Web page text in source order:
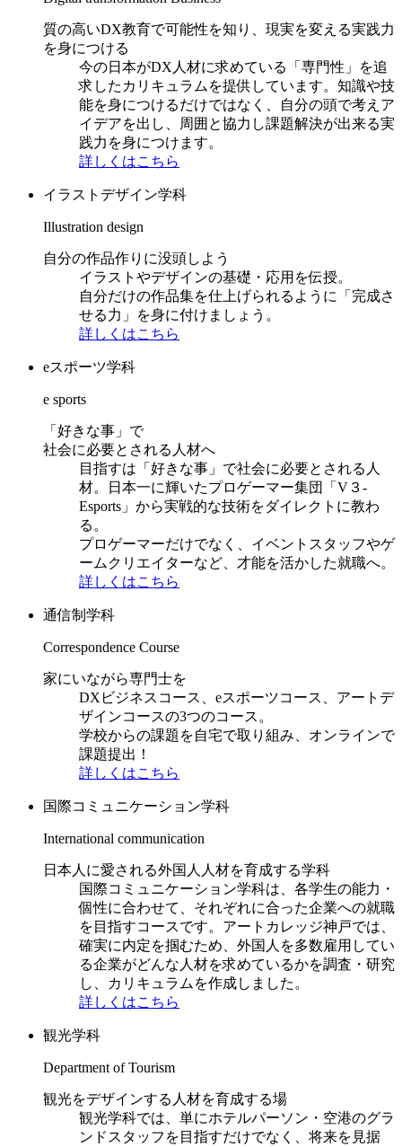
質の高いDX教育で可能性を知り、現実を変える実践力
を身につける
今の日本がDX人材に求めている「専門性」を追
求したカリキュラムを提供しています。知識や技
能を身につけるだけではなく、自分の頭で考えア
イデアを出し、周囲と協力し課題解決が出来る実
践力を身につけます。
詳しくはこちら
イラストデザイン学科
Illustration design
自分の作品作りに没頭しよう
イラストやデザインの基礎・応用を伝授。
自分だけの作品集を仕上げられるように「完成さ
せる力」を身に付けましょう。
詳しくはこちら
eスポーツ学科
e sports
「好きな事」で
社会に必要とされる人材へ
目指すは「好きな事」で社会に必要とされる人
材。日本一に輝いたプロゲーマー集団「V３-
Esports」から実戦的な技術をダイレクトに教わ
る。
プロゲーマーだけでなく、イベントスタッフやゲ
ームクリエイターなど、才能を活かした就職へ。
詳しくはこちら
通信制学科
Correspondence Course
家にいながら専門士を
DXビジネスコース、eスポーツコース、アートデ
ザインコースの3つのコース。
学校からの課題を自宅で取り組み、オンラインで
課題提出！
詳しくはこちら
国際コミュニケーション学科
International communication
日本人に愛される外国人人材を育成する学科
国際コミュニケーション学科は、各学生の能力・
個性に合わせて、それぞれに合った企業への就職
を目指すコースです。アートカレッジ神戸では、
確実に内定を掴むため、外国人を多数雇用してい
る企業がどんな人材を求めているかを調査・研究
し、カリキュラムを作成しました。
詳しくはこちら
観光学科
Department of Tourism
観光をデザインする人材を育成する場
観光学科では、単にホテルパーソン・空港のグラ
ンドスタッフを目指すだけでなく、将来を見据